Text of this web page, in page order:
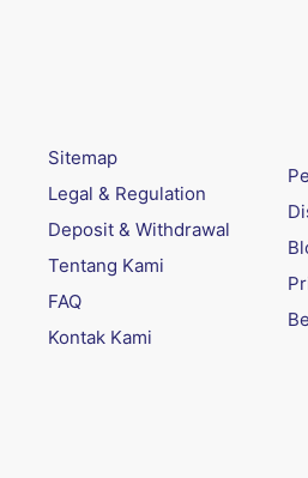
Sitemap
Legal & Regulation
Deposit & Withdrawal
Tentang Kami
FAQ
Kontak Kami